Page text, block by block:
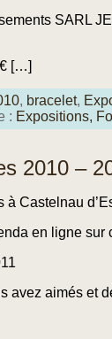
SARL
€ […]
, bracelet,
: Expositions,
2010 –
à Castelnau
en ligne sur
avez aimés et